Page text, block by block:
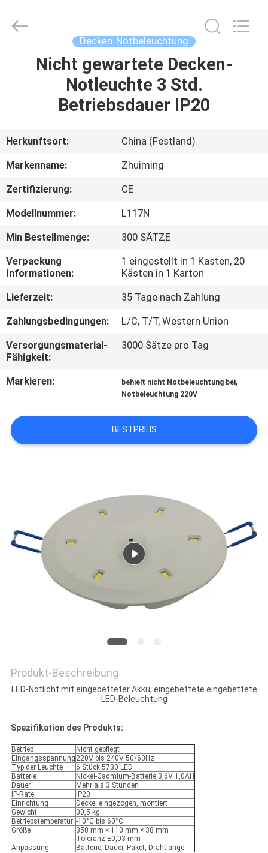
HAUS
PRODUKTE
ÜBER
UNS
FABRIK-
AUSFLUG
QUALITÄTSKONTROLLE
TRETEN
SIE
MIT
UNS
IN
FORDERN
SITEMAP
DATENSCHUTZRICHTLINIE
Co.,Ltd.
Decken-Notbeleuchtung
Nicht gewartete Decken-
Notleuchte 3 Std.
Betriebsdauer IP20
Herkunftsort:
China (Festland)
Markenname:
Zhuiming
Zertifizierung:
CE
Modellnummer:
L117N
Min Bestellmenge:
300 SÄTZE
Verpackung
Informationen:
1 eingestellt in 1 Kasten, 20
Kästen in 1 Karton
Lieferzeit:
35 Tage nach Zahlung
Zahlungsbedingungen:
L/C, T/T, Western Union
Versorgungsmaterial-
Fähigkeit:
3000 Sätze pro Tag
Markieren: behielt nicht Notbeleuchtung bei,
Notbeleuchtung 220V
BESTPREIS
Produkt-Beschreibung
LED-Notlicht mit eingebetteter Akku, eingebettete eingebettete
LED-Beleuchtung
Spezifikation des Produkts:
Betrieb
Nicht gepflegt
Eingangsspannung 220V bis 240V 50/60Hz
Typ der Leuchte
6 Stück 5730 LED
Batterie
Nickel-Cadmium-Batterie 3,6V 1,0AH
Dauer
Mehr als 3 Stunden
IP-Rate
IP20
Einrichtung
Deckel eingezogen, montiert
Gewicht
00,5 kg
Betriebstemperatur -10°C bis 60°C
Größe
350 mm × 110 mm × 38 mm
Toleranz ±0,03 mm
Anpassung
Batterie, Dauer, Paket, Drahtlänge